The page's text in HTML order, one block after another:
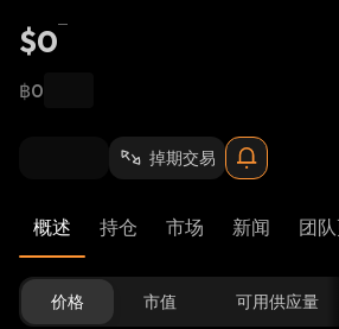
$0
฿0
掉期交易
概述 持仓 市场 新闻 团
价格 市值 可用供应量